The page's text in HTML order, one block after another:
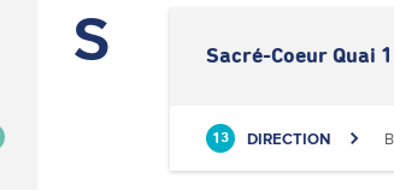
S Sacré-Coeur Quai 1
13 DIRECTION